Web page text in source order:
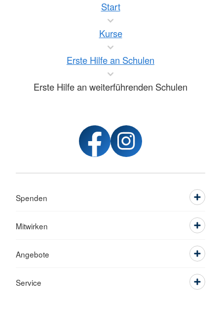
Start
Kurse
Erste Hilfe an Schulen
Erste Hilfe an weiterführenden Schulen
Spenden
Mitwirken
Angebote
Service